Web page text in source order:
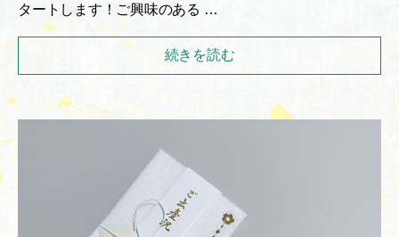
タートします！ご興味のある …
続きを読む